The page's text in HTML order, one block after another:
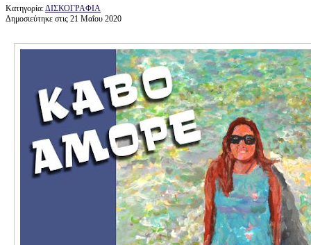
Κατηγορία:ΔΙΣΚΟΓΡΑΦΙΑ
Δημοσιεύτηκε στις 21 Μαΐου 2020